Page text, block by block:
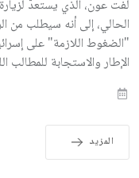
لفت عون، الذي يستعدّ
الحالي، إلى أنه سيطلب من
"الضغوط اللازمة" على
الإطار والاستجابة للمطالب
المزيد